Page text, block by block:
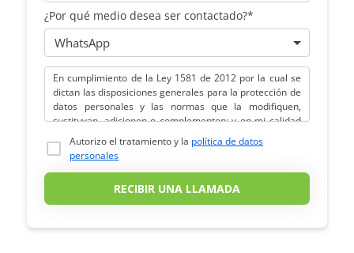
¿Por qué medio desea ser contactado?*
En cumplimiento de la Ley 1581 de 2012 por la cual se
dictan las disposiciones generales para la protección de
datos personales y las normas que la modifiquen,
sustituyan, adicionen o complementen; y en mi calidad
de titular de los datos personales; emito mi
consentimiento previo, expreso e informado con una X
en el recuadro inferior, para que la sociedad CONINSA
parte la realización de cualquier actividad relativa o
relacionada con el tratamiento de datos personales en
Autorizo el tratamiento y la política de datos
personales
RECIBIR UNA LLAMADA